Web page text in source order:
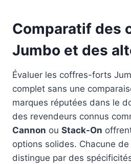
Comparatif des
Jumbo et des
Évaluer les coffres-forts
complet sans une
marques réputées dans le
des revendeurs connus
Cannon ou Stack-On
options solides. Chacune
distingue par des